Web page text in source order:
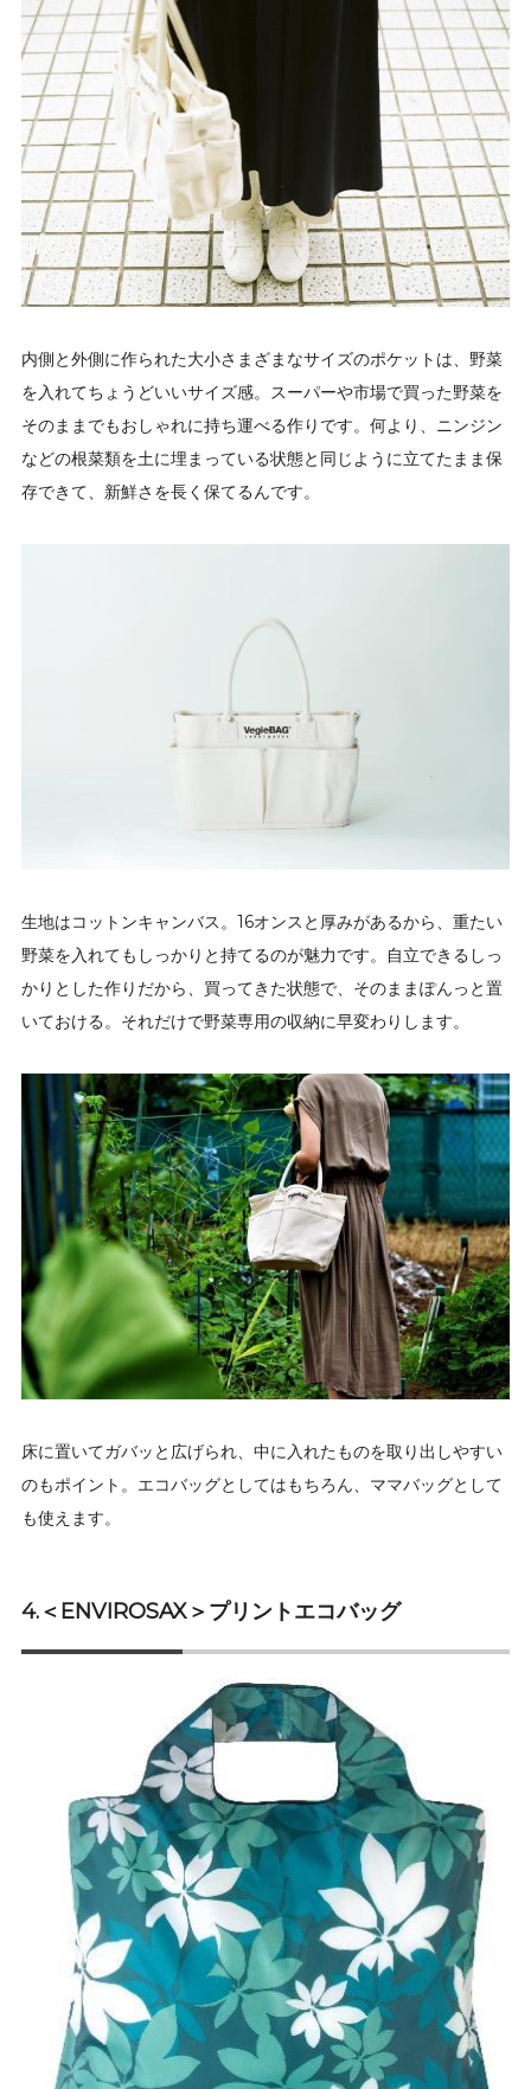
内側と外側に作られた大小さまざまなサイズのポケットは、野菜
を入れてちょうどいいサイズ感。スーパーや市場で買った野菜を
そのままでもおしゃれに持ち運べる作りです。何より、ニンジン
などの根菜類を土に埋まっている状態と同じように立てたまま保
存できて、新鮮さを長く保てるんです。
生地はコットンキャンバス。16オンスと厚みがあるから、重たい
野菜を入れてもしっかりと持てるのが魅力です。自立できるしっ
かりとした作りだから、買ってきた状態で、そのままぽんっと置
いておける。それだけで野菜専用の収納に早変わりします。
床に置いてガバッと広げられ、中に入れたものを取り出しやすい
のもポイント。エコバッグとしてはもちろん、ママバッグとして
も使えます。
4.＜ENVIROSAX＞プリントエコバッグ